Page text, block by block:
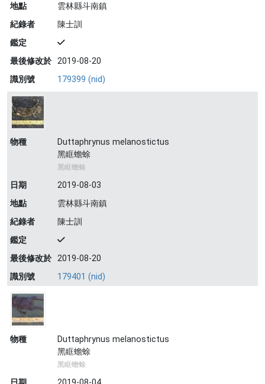
地點
雲林縣斗南鎮
紀錄者
陳士訓
鑑定
最後修改於 2019-08-20
識別號
179399 (nid)
物種
Duttaphrynus melanostictus
黑眶蟾蜍
黑眶蟾蜍
日期
2019-08-03
地點
雲林縣斗南鎮
紀錄者
陳士訓
鑑定
最後修改於 2019-08-20
識別號
179401 (nid)
物種
Duttaphrynus melanostictus
黑眶蟾蜍
黑眶蟾蜍